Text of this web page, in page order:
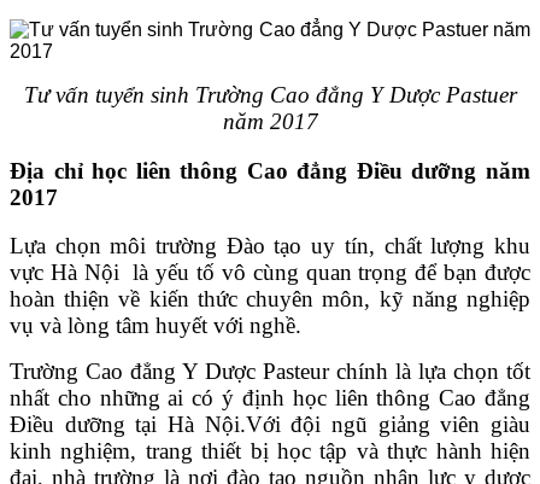
Tư vấn tuyển sinh Trường Cao đẳng Y Dược Pastuer
năm 2017
Địa chỉ học liên thông Cao đẳng Điều dưỡng năm
2017
Lựa chọn môi trường Đào tạo uy tín, chất lượng khu
vực Hà Nội là yếu tố vô cùng quan trọng để bạn được
hoàn thiện về kiến thức chuyên môn, kỹ năng nghiệp
vụ và lòng tâm huyết với nghề.
Trường Cao đẳng Y Dược Pasteur chính là lựa chọn tốt
nhất cho những ai có ý định học liên thông Cao đẳng
Điều dưỡng tại Hà Nội.Với đội ngũ giảng viên giàu
kinh nghiệm, trang thiết bị học tập và thực hành hiện
đại, nhà trường là nơi đào tạo nguồn nhân lực y dược